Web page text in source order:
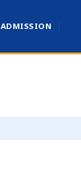
ADMISSION